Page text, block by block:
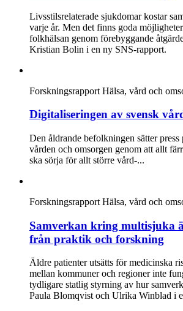
Livsstilsrelaterade sjukdomar kostar
varje år. Men det finns goda
folkhälsan genom förebyggande
Kristian Bolin i en ny SNS-rapport.
Forskningsrapport Hälsa, vård och
Digitaliseringen av svensk
Den åldrande befolkningen sätter
vården och omsorgen genom att allt
ska sörja för allt större vård-...
Forskningsrapport Hälsa, vård och
Samverkan kring multisjuka
från praktik och forskning
Äldre patienter utsätts för medicinska
mellan kommuner och regioner inte
tydligare statlig styrning av hur
Paula Blomqvist och Ulrika Winblad i